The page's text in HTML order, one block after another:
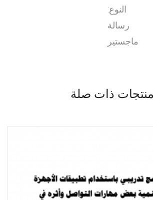
النوع:
رسالة
ماجستير
منتجات ذات صلة